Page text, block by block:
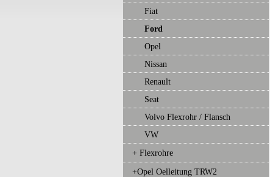
Fiat
Ford
Opel
Nissan
Renault
Seat
Volvo Flexrohr / Flansch
VW
+ Flexrohre
+Opel Oelleitung TRW2